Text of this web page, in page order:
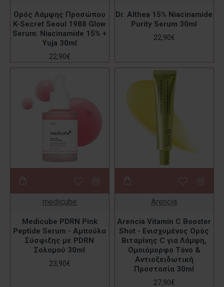
Ορός Λάμψης Προσώπου
K-Secret Seoul 1988 Glow
Serum: Niacinamide 15% +
Yuja 30ml
22,90€
Dr. Althea 15% Niacinamide
Purity Serum 30ml
22,90€
medicube
Medicube PDRN Pink
Peptide Serum - Αμπούλα
Σύσφιξης με PDRN
Σολομού 30ml
23,90€
Arencia
Arencia Vitamin C Booster
Shot - Ενισχυμένος Ορός
Βιταμίνης C για Λάμψη,
Ομοιόμορφο Τόνο &
Αντιοξειδωτική
Προστασία 30ml
27,90€